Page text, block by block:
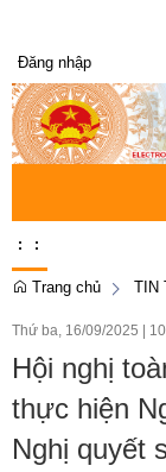
Đăng nhập
: :
Trang chủ TIN
Thứ ba, 16/09/2025
Hội nghị
thực hiện
Nghị quyết